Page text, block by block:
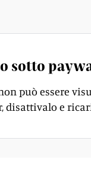
sotto
può essere
disattivalo e